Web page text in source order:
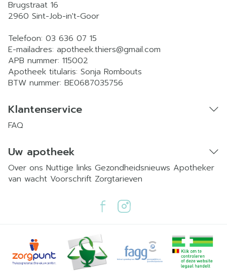
Brugstraat 16
2960 Sint-Job-in't-Goor
Telefoon: 03 636 07 15
E-mailadres: apotheek.thiers@gmail.com
APB nummer: 115002
Apotheek titularis: Sonja Rombouts
BTW nummer: BE0687035756
Klantenservice
FAQ
Uw apotheek
Over ons Nuttige links Gezondheidsnieuws Apotheker
van wacht Voorschrift Zorgtarieven